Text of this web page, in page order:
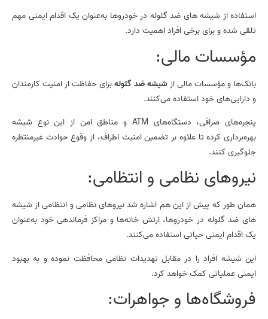
استفاده از شیشه­ های ضد گلوله در خودروها به‌عنوان یک اقدام ایمنی مهم
تلقی شده و برای برخی افراد اهمیت دارد.
مؤسسات مالی:
بانک‌ها و مؤسسات مالی ازشیشه ضد گلولهبرای حفاظت از امنیت کارمندان
و دارایی‌های خود استفاده می‌کنند.
پنجره‌های صرافی، دستگاه‌های ATM و مناطق امن از این نوع شیشه
بهره‌برداری کرده تا علاوه بر تضمین امنیت اطراف، از وقوع حوادث غیرمنتظره
جلوگیری کنند.
نیروهای نظامی و انتظامی:
همان طور که پیش از این هم اشاره شد نیروهای نظامی و انتظامی از شیشه
­های ضد گلوله در خودروها، ارتش خانه‌ها و مراکز فرماندهی خود به‌عنوان
یک اقدام ایمنی حیاتی استفاده می‌کنند.
این شیشه افراد را در مقابل تهدیدات نظامی محافظت نموده و به بهبود
ایمنی عملیاتی کمک خواهد کرد.
فروشگاه‌ها و جواهرات: